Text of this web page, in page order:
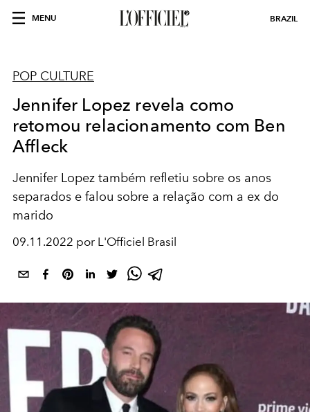
MENU BRAZIL
POP CULTURE
Jennifer Lopez revela como
retomou relacionamento com Ben
Affleck
Jennifer Lopez também refletiu sobre os anos
separados e falou sobre a relação com a ex do
marido
09.11.2022 por L'Officiel Brasil